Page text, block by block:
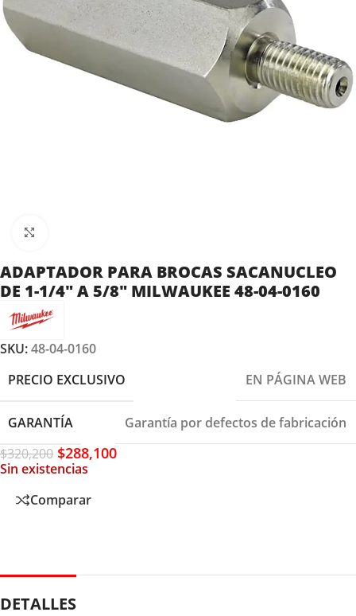
ADAPTADOR PARA BROCAS SACANUCLEO
DE 1-1/4″ A 5/8″ MILWAUKEE 48-04-0160
SKU:48-04-0160
PRECIO EXCLUSIVO
EN PÁGINA WEB
GARANTÍA
Garantía por defectos de fabricación
$320,200 $288,100
Sin existencias
Comparar
DETALLES